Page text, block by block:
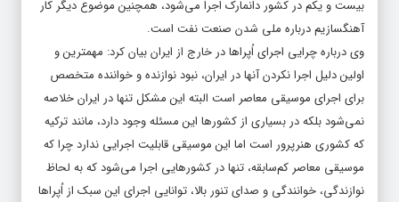
بیست و یکم در کشور دانمارک اجرا می‌شود، همچنین موضوع دیگر کار
آهنگسازیم درباره ملی شدن صنعت نفت است.
وی درباره چرایی اجرای اُپراها در خارج از ایران بیان کرد: مهمترین و
اولین دلیل اجرا نکردن آنها در ایران، نبود نوازنده و خواننده متخصص
برای اجرای موسیقی معاصر است البته این مشکل تنها در ایران خلاصه
نمی‌شود بلکه در بسیاری از کشورها این مسئله وجود دارد، مانند ترکیه
که کشوری هنرپرور است اما این موسیقی قابلیت اجرایی ندارد چرا که
موسیقی معاصر کم‌سابقه، تنها در کشورهایی اجرا می‌شود که به لحاظ
نوازندگی، خوانندگی و صدای تنور بالا، توانایی اجرای این سبک از اُپراها